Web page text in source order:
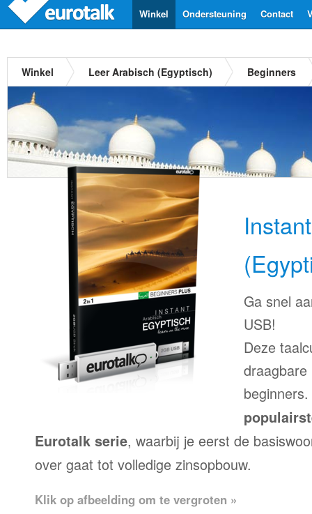
Contact
Ondersteuning
Winkel
Winkel Leer Arabisch (Egyptisch) Beginners
Ga snel
USB!
Deze
draagbare
Eurotalk serie, waarbij je eerst de
over gaat tot volledige zinsopbouw.
Klik op afbeelding om te vergroten »